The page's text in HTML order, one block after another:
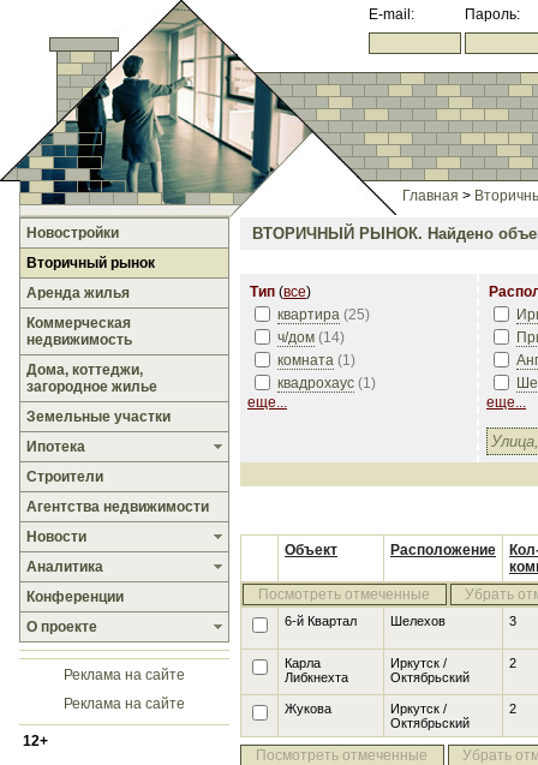
E-mail: Пароль:
Главная >
Новостройки
Вторичный рынок
Аренда жилья
Коммерческая
недвижимость
Дома, коттеджи,
загородное жилье
Земельные участки
Ипотека
Строители
Агентства недвижимости
Новости
Аналитика
Конференции
О проекте
Реклама на сайте
Реклама на сайте
12+
ВТОРИЧНЫЙ РЫНОК. Найдено
Тип (все)
квартира (25)
ч/дом (14)
комната (1)
квадрохаус (1)
еще...
еще...
Объект Расположение
Посмотреть отмеченные
Убрать
6-й Квартал Шелехов 3
Карла
Либкнехта
Иркутск /
Октябрьский
2
Жукова
Иркутск /
Октябрьский
2
Посмотреть отмеченные Убрать